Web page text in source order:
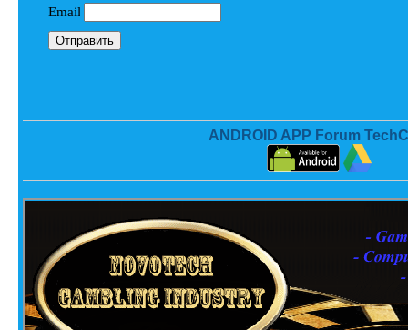
ANDROID APP Forum